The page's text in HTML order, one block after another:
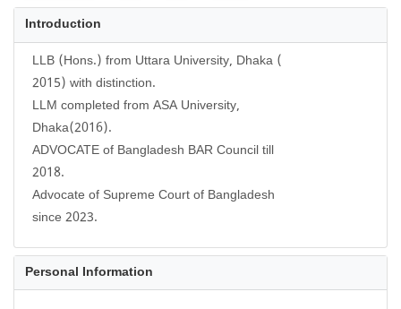
Introduction
LLB (Hons.) from Uttara University, Dhaka (
2015) with distinction.
LLM completed from ASA University,
Dhaka(2016).
ADVOCATE of Bangladesh BAR Council till
2018.
Advocate of Supreme Court of Bangladesh
since 2023.
Personal Information